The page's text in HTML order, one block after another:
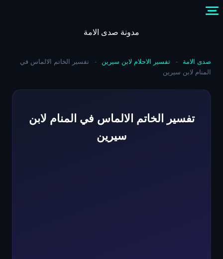
content
مدونة صدى الامة
صدى الامة - تفسير الاحلام لابن سيرين -
تفسير الخاتم الالماس في
المنام لابن سيرين
تفسير الخاتم الالماس في المنام لابن
سيرين